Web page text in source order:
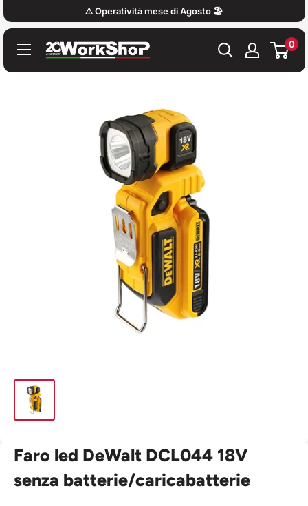
al
contenuto
⚠️ Operatività mese di Agosto 🏖️
Work
0
Faro led DeWalt DCL044 18V
senza batterie/caricabatterie